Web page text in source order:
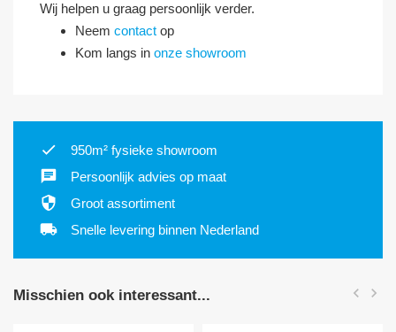
Wij helpen u graag persoonlijk verder.
Neem contact op
Kom langs in onze showroom
950m² fysieke showroom
Persoonlijk advies op maat
Groot assortiment
Snelle levering binnen Nederland
Misschien ook interessant...  